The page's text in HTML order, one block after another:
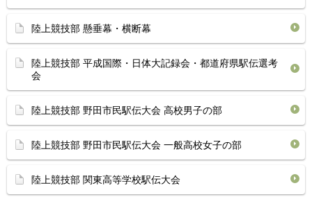
陸上競技部 懸垂幕・横断幕
陸上競技部 平成国際・日体大記録会・都道府県駅伝選考
会
陸上競技部 野田市民駅伝大会 高校男子の部
陸上競技部 野田市民駅伝大会 一般高校女子の部
陸上競技部 関東高等学校駅伝大会